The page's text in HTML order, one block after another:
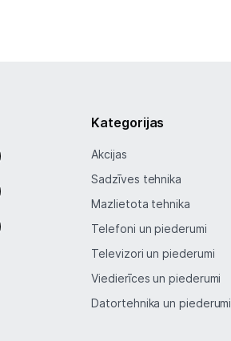
Kategorijas
Akcijas
Sadzīves tehnika
Mazlietota tehnika
Telefoni un piederumi
Televizori un piederumi
Viedierīces un piederumi
Datortehnika un piederumi